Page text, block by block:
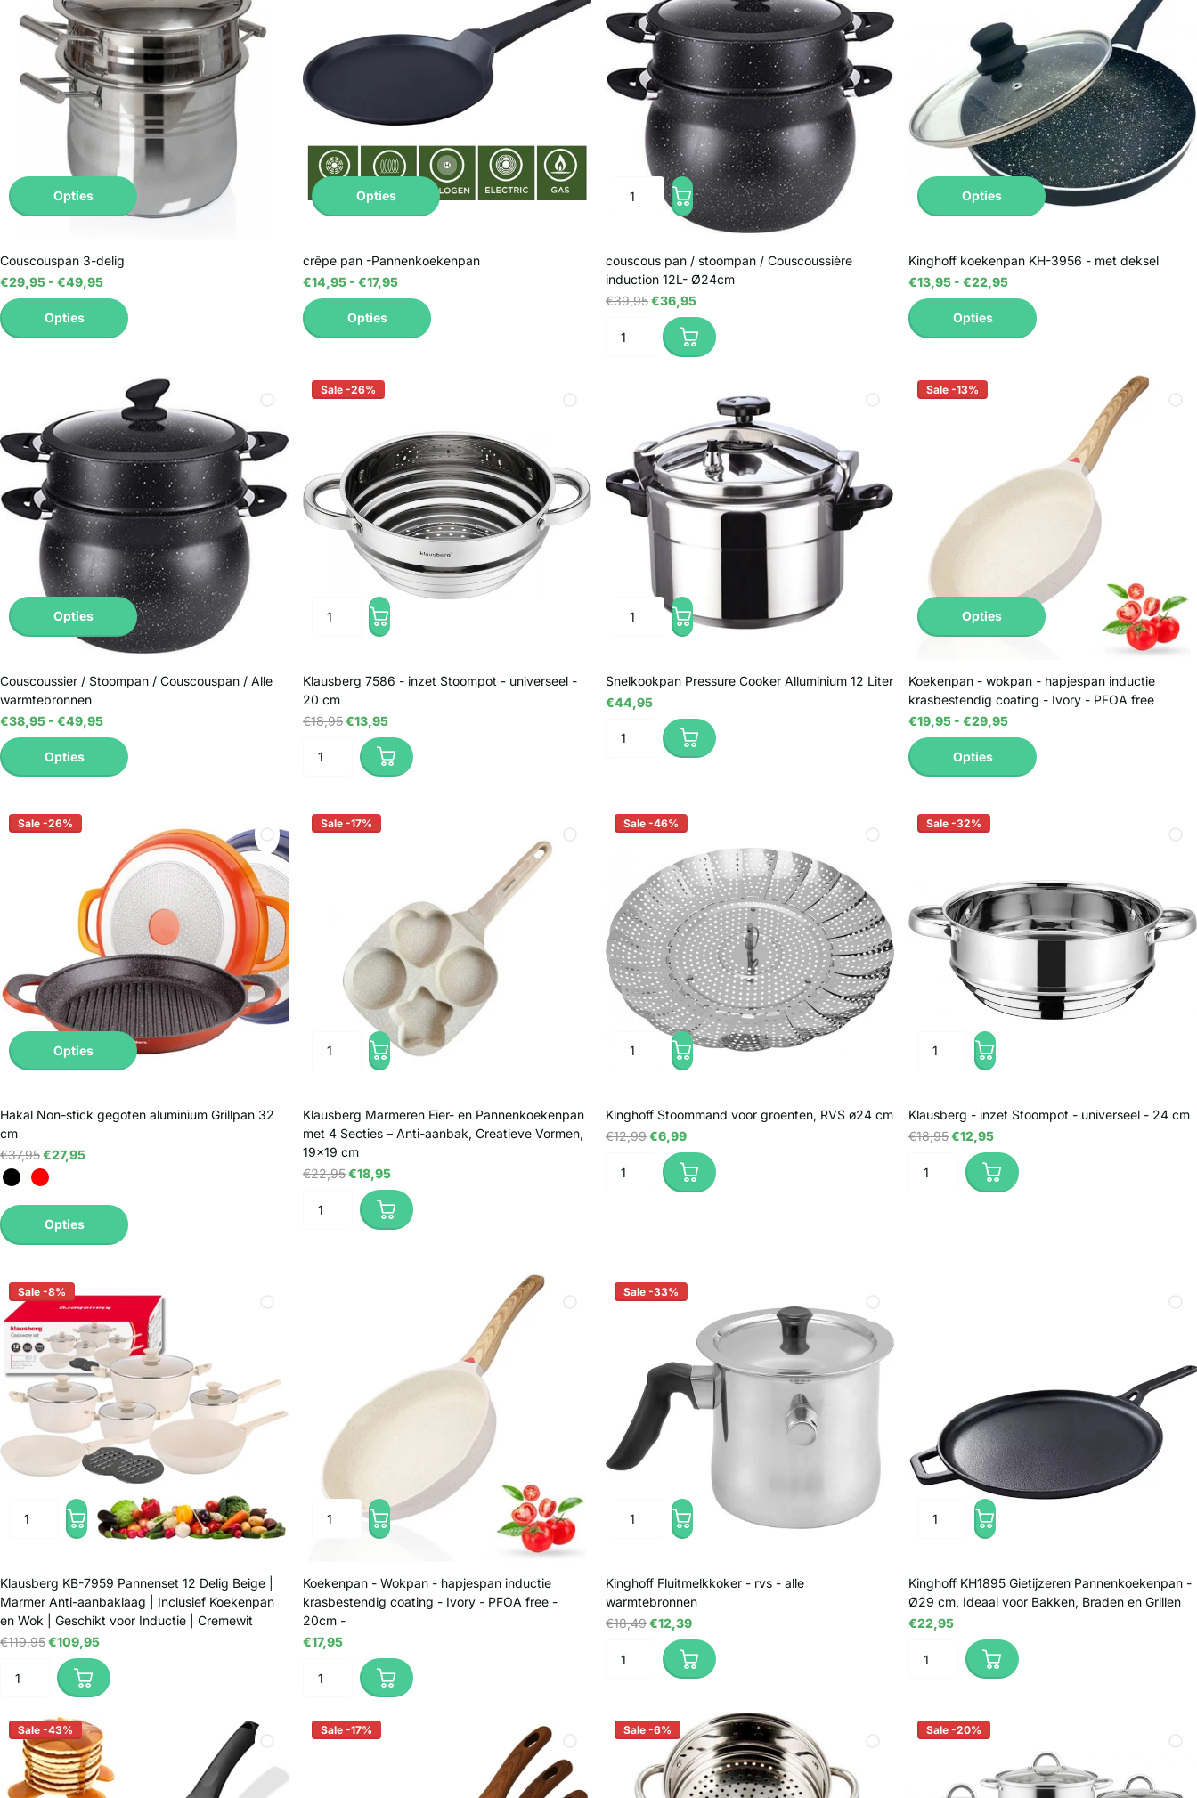
Opties
Couscouspan 3-delig
€29,95 - €49,95
Opties
Opties
crêpe pan -Pannenkoekenpan
€14,95 - €17,95
Opties
couscous pan / stoompan / Couscoussière
induction 12L- Ø24cm
€39,95€36,95
Opties
Kinghoff koekenpan KH-3956 - met deksel
€13,95 - €22,95
Opties
Opties
Couscoussier / Stoompan / Couscouspan / Alle
warmtebronnen
€38,95 - €49,95
Opties
Sale -26%
Klausberg 7586 - inzet Stoompot - universeel -
20 cm
€18,95€13,95
Snelkookpan Pressure Cooker Alluminium 12 Liter
€44,95
Sale -13%
Opties
Koekenpan - wokpan - hapjespan inductie
krasbestendig coating - Ivory - PFOA free
€19,95 - €29,95
Opties
Sale -26%
Opties
Hakal Non-stick gegoten aluminium Grillpan 32
cm
€37,95€27,95
Opties
Sale -17%
Klausberg Marmeren Eier- en Pannenkoekenpan
met 4 Secties – Anti-aanbak, Creatieve Vormen,
19x19 cm
€22,95€18,95
Sale -46%
Kinghoff Stoommand voor groenten, RVS ø24 cm
€12,99€6,99
Sale -32%
Klausberg - inzet Stoompot - universeel - 24 cm
€18,95€12,95
Sale -8%
Klausberg KB-7959 Pannenset 12 Delig Beige |
Marmer Anti-aanbaklaag | Inclusief Koekenpan
en Wok | Geschikt voor Inductie | Cremewit
€119,95€109,95
Koekenpan - Wokpan - hapjespan inductie
krasbestendig coating - Ivory - PFOA free -
20cm -
€17,95
Sale -33%
Kinghoff Fluitmelkkoker - rvs - alle
warmtebronnen
€18,49€12,39
Kinghoff KH1895 Gietijzeren Pannenkoekenpan -
Ø29 cm, Ideaal voor Bakken, Braden en Grillen
€22,95
Sale -43% Sale -17% Sale -6% Sale -20%